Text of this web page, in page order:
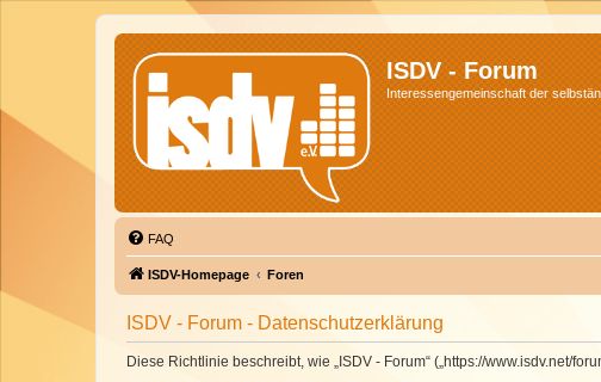
ISDV - Forum
Interessengemeinschaft der
FAQ
ISDV-Homepage Foren
ISDV - Forum - Datenschutzerklärung
Diese Richtlinie beschreibt, wie „ISDV - Forum“ („https://www.isdv.net/